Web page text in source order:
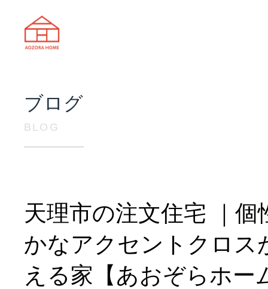
ブログ
BLOG
天理市の注文住宅 ｜個
かなアクセントクロス
える家【あおぞらホー